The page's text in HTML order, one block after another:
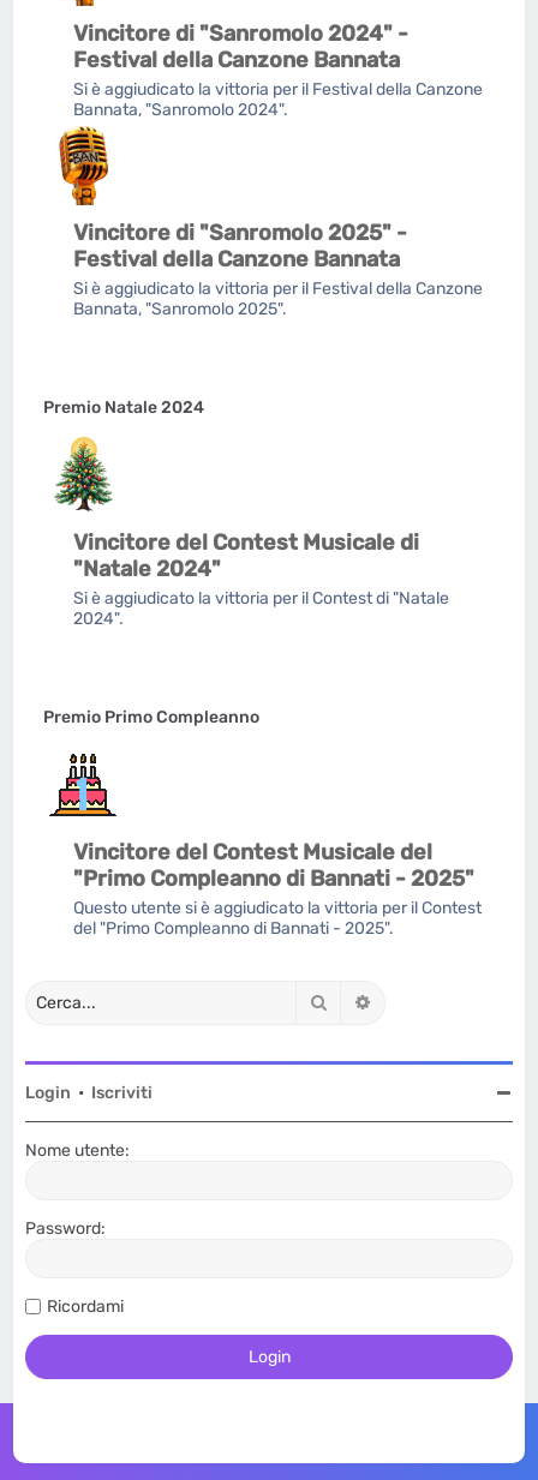
Vincitore di "Sanromolo 2024" -
Festival della Canzone Bannata
Si è aggiudicato la vittoria per il Festival della Canzone
Bannata, "Sanromolo 2024".
Vincitore di "Sanromolo 2025" -
Festival della Canzone Bannata
Si è aggiudicato la vittoria per il Festival della Canzone
Bannata, "Sanromolo 2025".
Premio Natale 2024
Vincitore del Contest Musicale di
"Natale 2024"
Si è aggiudicato la vittoria per il Contest di "Natale
2024".
Premio Primo Compleanno
Vincitore del Contest Musicale del
"Primo Compleanno di Bannati - 2025"
Questo utente si è aggiudicato la vittoria per il Contest
del "Primo Compleanno di Bannati - 2025".
Cerca
Login • Iscriviti
Nome utente:
Password:
Ricordami